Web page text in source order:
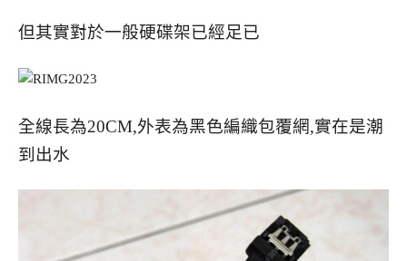
但其實對於一般硬碟架已經足已
全線長為20CM,外表為黑色編織包覆網,實在是潮
到出水